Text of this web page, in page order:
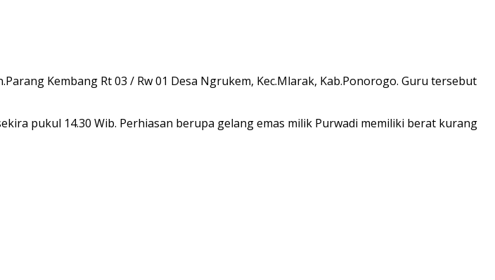
Kembang Rt 03 / Rw 01 Desa Ngrukem, Kec.Mlarak, Kab.Ponorogo. Guru tersebut
pukul 14.30 Wib. Perhiasan berupa gelang emas milik Purwadi memiliki berat kurang